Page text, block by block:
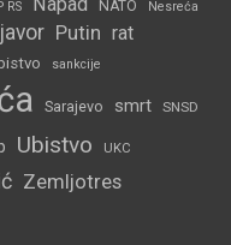
RS NATO Nesreća
Putin rat
sankcije
Sarajevo smrt SNSD
Ubistvo UKC
Zemljotres